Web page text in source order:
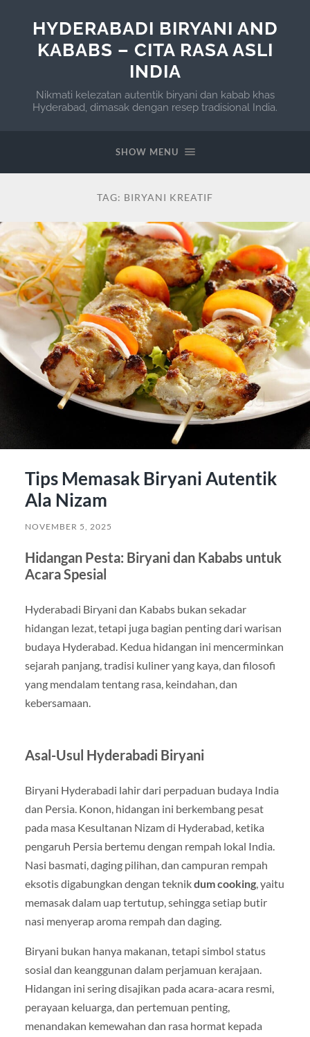
HYDERABADI BIRYANI AND
KABABS – CITA RASA ASLI
INDIA
Nikmati kelezatan autentik biryani dan kabab khas
Hyderabad, dimasak dengan resep tradisional India.
SHOW MENU
TAG: BIRYANI KREATIF
Tips Memasak Biryani Autentik
Ala Nizam
NOVEMBER 5, 2025
Hidangan Pesta: Biryani dan Kababs untuk
Acara Spesial
Hyderabadi Biryani dan Kababs bukan sekadar
hidangan lezat, tetapi juga bagian penting dari warisan
budaya Hyderabad. Kedua hidangan ini mencerminkan
sejarah panjang, tradisi kuliner yang kaya, dan filosofi
yang mendalam tentang rasa, keindahan, dan
kebersamaan.
Asal-Usul Hyderabadi Biryani
Biryani Hyderabadi lahir dari perpaduan budaya India
dan Persia. Konon, hidangan ini berkembang pesat
pada masa Kesultanan Nizam di Hyderabad, ketika
pengaruh Persia bertemu dengan rempah lokal India.
Nasi basmati, daging pilihan, dan campuran rempah
eksotis digabungkan dengan teknikdum cooking, yaitu
memasak dalam uap tertutup, sehingga setiap butir
nasi menyerap aroma rempah dan daging.
Biryani bukan hanya makanan, tetapi simbol status
sosial dan keanggunan dalam perjamuan kerajaan.
Hidangan ini sering disajikan pada acara-acara resmi,
perayaan keluarga, dan pertemuan penting,
menandakan kemewahan dan rasa hormat kepada